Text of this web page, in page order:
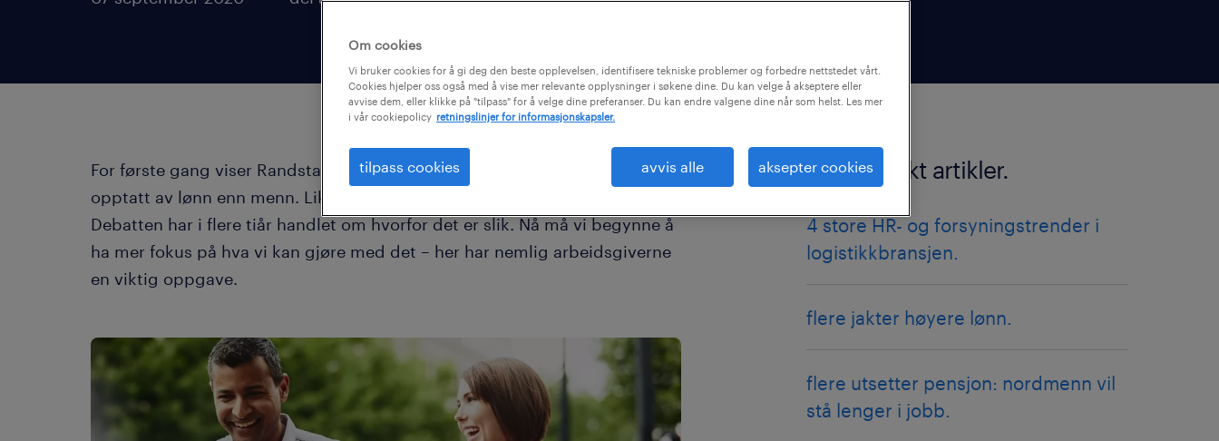
For første gang viser Randstads arbeidslivsundersøkelse at kvinner er mer
opptatt av lønn enn menn. Likevel er vi langt unna likelønn i Norge.
Debatten har i flere tiår handlet om hvorfor det er slik. Nå må vi begynne å
ha mer fokus på hva vi kan gjøre med det – her har nemlig arbeidsgiverne
en viktig oppgave.
flere innsikt artikler.
4 store HR- og forsyningstrender i
logistikkbransjen.
flere jakter høyere lønn.
flere utsetter pensjon: nordmenn vil
stå lenger i jobb.
Om cookies
Vi bruker cookies for å gi deg den beste opplevelsen, identifisere tekniske problemer og forbedre nettstedet vårt.
Cookies hjelper oss også med å vise mer relevante opplysninger i søkene dine. Du kan velge å akseptere eller
avvise dem, eller klikke på "tilpass" for å velge dine preferanser. Du kan endre valgene dine når som helst. Les mer
i vår cookiepolicy retningslinjer for informasjonskapsler.
tilpass cookies avvis alle aksepter cookies